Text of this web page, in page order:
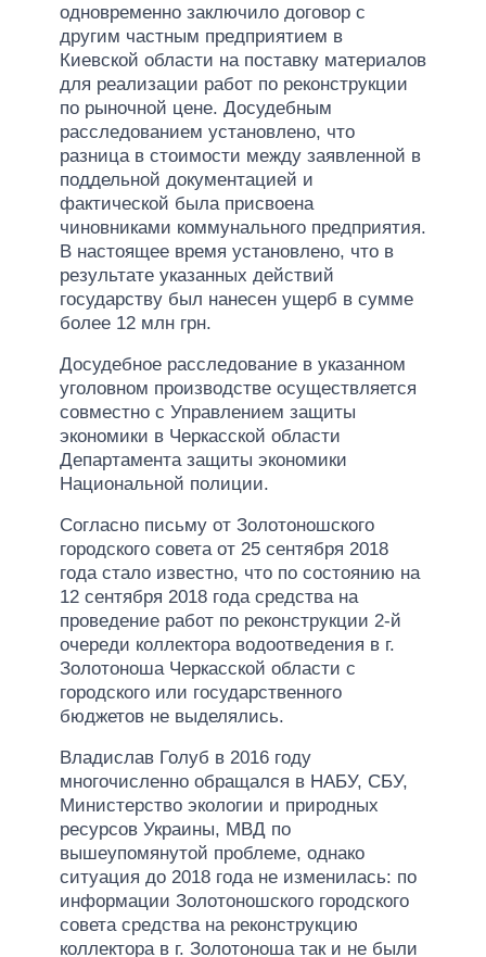
одновременно заключило договор с
другим частным предприятием в
Киевской области на поставку материалов
для реализации работ по реконструкции
по рыночной цене. Досудебным
расследованием установлено, что
разница в стоимости между заявленной в
поддельной документацией и
фактической была присвоена
чиновниками коммунального предприятия.
В настоящее время установлено, что в
результате указанных действий
государству был нанесен ущерб в сумме
более 12 млн грн.
Досудебное расследование в указанном
уголовном производстве осуществляется
совместно с Управлением защиты
экономики в Черкасской области
Департамента защиты экономики
Национальной полиции.
Согласно письму от Золотоношского
городского совета от 25 сентября 2018
года стало известно, что по состоянию на
12 сентября 2018 года средства на
проведение работ по реконструкции 2-й
очереди коллектора водоотведения в г.
Золотоноша Черкасской области с
городского или государственного
бюджетов не выделялись.
Владислав Голуб в 2016 году
многочисленно обращался в НАБУ, СБУ,
Министерство экологии и природных
ресурсов Украины, МВД по
вышеупомянутой проблеме, однако
ситуация до 2018 года не изменилась: по
информации Золотоношского городского
совета средства на реконструкцию
коллектора в г. Золотоноша так и не были